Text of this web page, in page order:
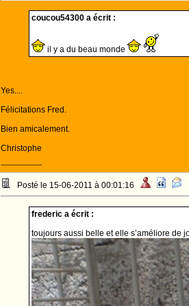
coucou54300 a écrit :
il y a du beau monde
Yes....
Félicitations Fred.
Bien amicalement.
Christophe
--------------------
Posté le 15-06-2011 à 00:01:16
frederic a écrit :
toujours aussi belle et elle s’améliore de